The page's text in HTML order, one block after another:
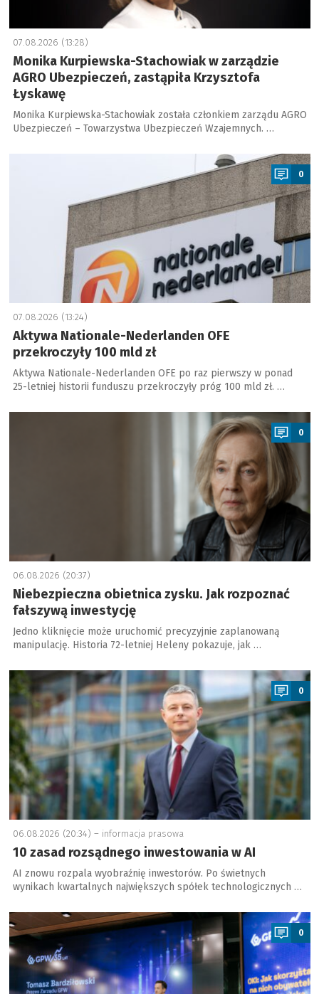
07.08.2026 (13:28)
Monika Kurpiewska-Stachowiak w zarządzie
AGRO Ubezpieczeń, zastąpiła Krzysztofa
Łyskawę
Monika Kurpiewska-Stachowiak została członkiem zarządu AGRO
Ubezpieczeń – Towarzystwa Ubezpieczeń Wzajemnych. …
0
07.08.2026 (13:24)
Aktywa Nationale-Nederlanden OFE
przekroczyły 100 mld zł
Aktywa Nationale-Nederlanden OFE po raz pierwszy w ponad
25-letniej historii funduszu przekroczyły próg 100 mld zł. …
a
0
06.08.2026 (20:37)
Niebezpieczna obietnica zysku. Jak rozpoznać
fałszywą inwestycję
Jedno kliknięcie może uruchomić precyzyjnie zaplanowaną
manipulację. Historia 72-letniej Heleny pokazuje, jak …
a
0
06.08.2026 (20:34) – informacja prasowa
10 zasad rozsądnego inwestowania w AI
AI znowu rozpala wyobraźnię inwestorów. Po świetnych
wynikach kwartalnych największych spółek technologicznych …
a
0